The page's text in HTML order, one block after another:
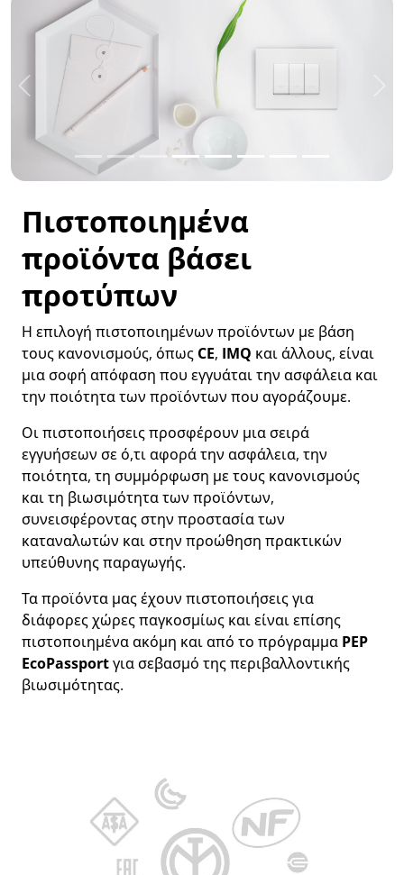
Προηγούμενο
Πιστοποιημένα
προϊόντα βάσει
προτύπων
Η επιλογή πιστοποιημένων προϊόντων με βάση
τους κανονισμούς, όπως CE, IMQ και άλλους, είναι
μια σοφή απόφαση που εγγυάται την ασφάλεια και
την ποιότητα των προϊόντων που αγοράζουμε.
Οι πιστοποιήσεις προσφέρουν μια σειρά
εγγυήσεων σε ό,τι αφορά την ασφάλεια, την
ποιότητα, τη συμμόρφωση με τους κανονισμούς
και τη βιωσιμότητα των προϊόντων,
συνεισφέροντας στην προστασία των
καταναλωτών και στην προώθηση πρακτικών
υπεύθυνης παραγωγής.
Τα προϊόντα μας έχουν πιστοποιήσεις για
διάφορες χώρες παγκοσμίως και είναι επίσης
πιστοποιημένα ακόμη και από το πρόγραμμα PEP
EcoPassportγια σεβασμό της περιβαλλοντικής
βιωσιμότητας.